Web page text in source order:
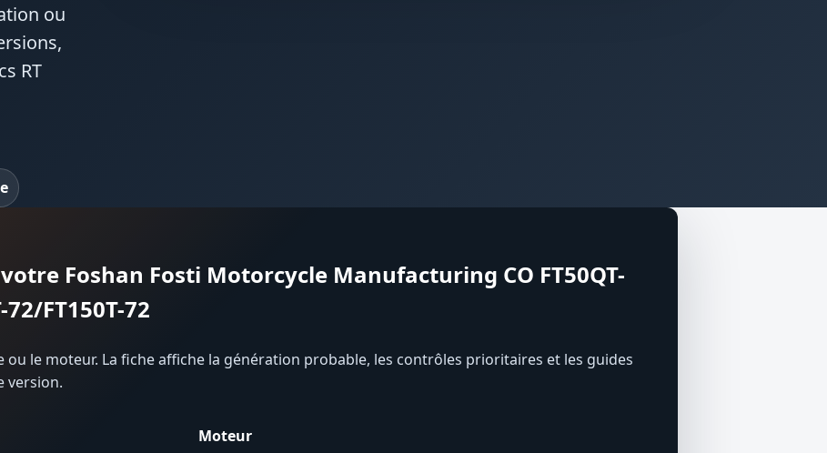
ou
RT
Foshan Fosti Motorcycle Manufacturing CO FT50QT-
72/FT150T-72
ou le moteur. La fiche affiche la génération probable, les contrôles prioritaires et les guides
version.
Moteur